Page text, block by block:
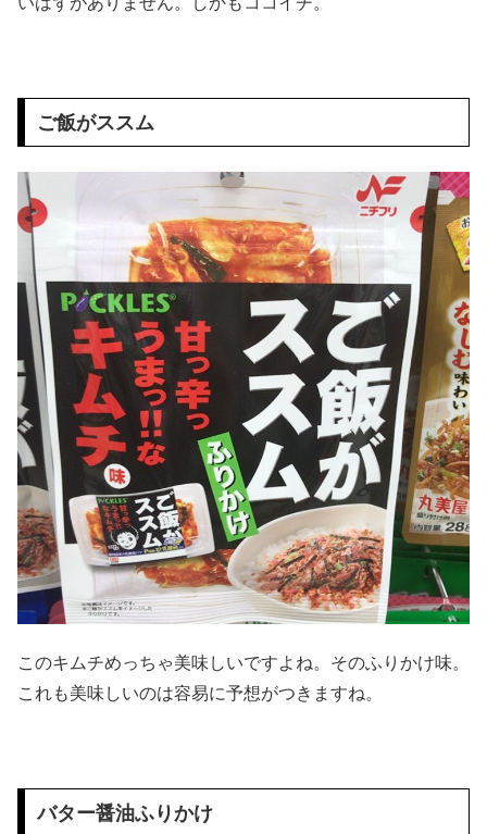
ご飯がススム
このキムチめっちゃ美味しいですよね。そのふりかけ味。
これも美味しいのは容易に予想がつきますね。
バター醤油ふりかけ